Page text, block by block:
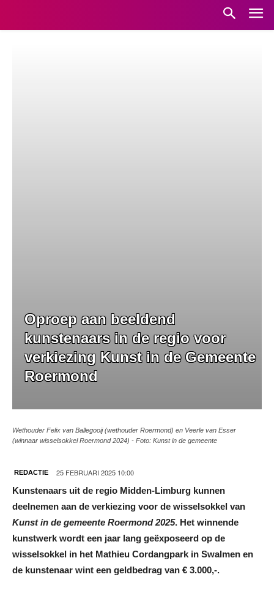
Oproep aan beeldend
kunstenaars in de regio voor
verkiezing Kunst in de Gemeente
Roermond
Wethouder Felix van Ballegooij (wethouder Roermond) en Veerle van Esser
(winnaar wisselsokkel Roermond 2024) - Foto: Kunst in de gemeente
REDACTIE 25 FEBRUARI 2025 10:00
Kunstenaars uit de regio Midden-Limburg kunnen
deelnemen aan de verkiezing voor de wisselsokkel van
Kunst in de gemeente Roermond 2025. Het winnende
kunstwerk wordt een jaar lang geëxposeerd op de
wisselsokkel in het Mathieu Cordangpark in Swalmen en
de kunstenaar wint een geldbedrag van € 3.000,-.